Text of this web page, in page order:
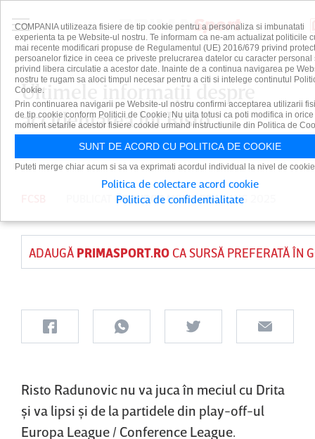
Ultimele informaţii despre
accidentarea lui Risto
Radunovic
PUBLICAT DETUDOR MOISAPE 12 AUG 2025
ADAUGĂ PRIMASPORT.ROCA SURSĂ PREFERATĂ ÎN
Risto Radunovic nu va juca în meciul cu Drita
şi va lipsi şi de la partidele din play-off-ul
Europa League / Conference League.
COMPANIA utilizeaza fisiere de tip cookie pentru a personaliza si imbunatati
experienta ta pe Website-ul nostru. Te informam ca ne-am actualizat politicile
mai recente modificari propuse de Regulamentul (UE) 2016/679 privind
persoanelor fizice in ceea ce priveste prelucrarea datelor cu caracter personal
privind libera circulatie a acestor date. Inainte de a continua navigarea pe
nostru te rugam sa aloci timpul necesar pentru a citi si intelege continutul
Cookie.
Prin continuarea navigarii pe Website-ul nostru confirmi acceptarea utilizarii
de tip cookie conform Politicii de Cookie. Nu uita totusi ca poti modifica in orice
moment setarile acestor fisiere cookie urmand instructiunile din Politica de
SUNT DE ACORD CU POLITICA DE COOKIE
Puteti merge chiar acum si sa va exprimati acordul individual la nivel de
Politica de colectare acord cookie
Politica de confidentialitate